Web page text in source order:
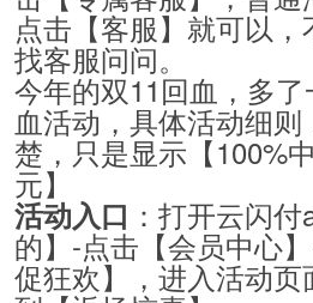
点击【客服】就可以
找客服问问。
今年的双11回血，多
血活动，具体活动细
楚，只是显示【100%
元】
活动入口 ：打开云闪
的】-点击【会员中心
促狂欢】，进入活动